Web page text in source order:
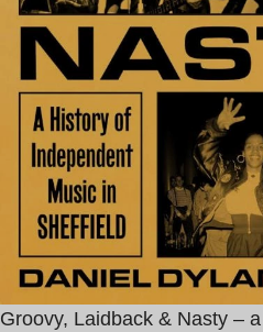
Groovy, Laidback & Nasty –